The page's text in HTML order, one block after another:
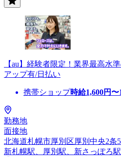
【au】経験者限定！業界最高水
アップ有/日払い
携帯ショップ時給1,600円〜
勤務地
面接地
北海道札幌市厚別区厚別中央2条
新札幌駅、厚別駅、新さっぽろ駅